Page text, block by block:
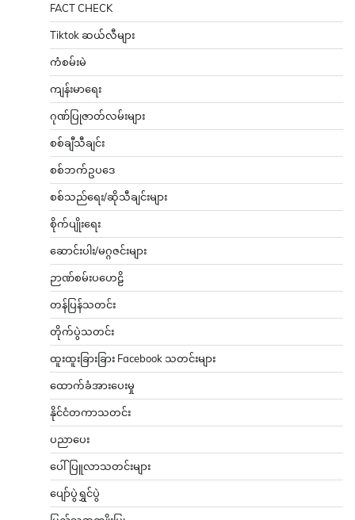
FACT CHECK
Tiktok ဆယ်လီများ
ကံစမ်းမဲ
ကျန်းမာရေး
ဂုဏ်ပြုဇာတ်လမ်းများ
စစ်ချီသီချင်း
စစ်ဘက်ဥပဒေ
စစ်သည်ရေး/ဆိုသီချင်းများ
စိုက်ပျိုးရေး
ဆောင်းပါး/မဂ္ဂဇင်းများ
ဉာဏ်စမ်းပဟေဠိ
တန်ပြန်သတင်း
တိုက်ပွဲသတင်း
ထူးထူးခြားခြား Facebook သတင်းများ
ထောက်ခံအားပေးမှု
နိုင်ငံတကာသတင်း
ပညာပေး
ပေါ်ပြူလာသတင်းများ
ပျော်ပွဲရွှင်ပွဲ